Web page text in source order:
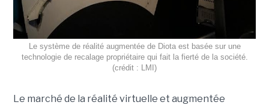
Le système de réalité augmentée de Diota est basée sur une
technologie de recalage propriétaire qui fait la fierté de la société.
(crédit : LMI)
Le marché de la réalité virtuelle et augmentée